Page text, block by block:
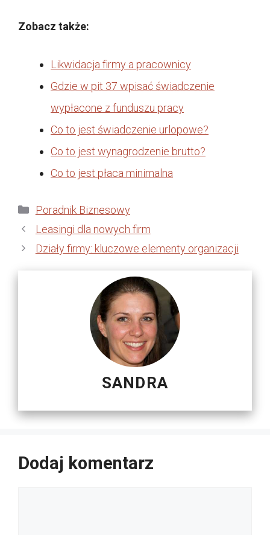
Zobacz także:
Likwidacja firmy a pracownicy
Gdzie w pit 37 wpisać świadczenie
wypłacone z funduszu pracy
Co to jest świadczenie urlopowe?
Co to jest wynagrodzenie brutto?
Co to jest płaca minimalna
Kategorie
Poradnik Biznesowy
Leasingi dla nowych firm
Działy firmy: kluczowe elementy organizacji
SANDRA
Dodaj komentarz